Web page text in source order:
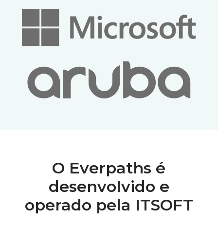
O Everpaths é
desenvolvido e
operado pela ITSOFT